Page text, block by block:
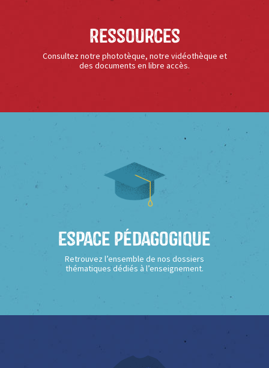
Ressources
Consultez notre phototèque, notre vidéothèque et
des documents en libre accès.
Espace Pédagogique
Retrouvez l’ensemble de nos dossiers
thématiques dédiés à l’enseignement.